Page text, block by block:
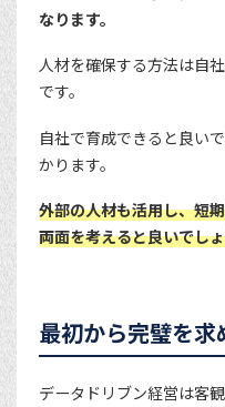
なります。
人材を確保する方法は自
です。
自社で育成できると良い
かります。
外部の人材も活用し、短
両面を考えると良いでし
最初から完璧を求
データドリブン経営は客